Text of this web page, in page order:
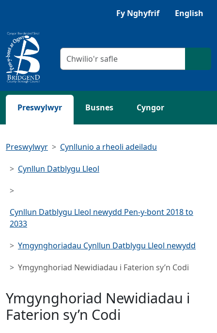
Gwrandewch gyda Browsealoud
Fy Nghyfrif English
Meini prawf chwilio
Preswylwyr Busnes Cyngor
Preswylwyr Cynllunio a rheoli adeiladu
Cynllun Datblygu Lleol
Cynllun Datblygu Lleol newydd Pen-y-bont 2018 to
2033
Ymgynghoriadau Cynllun Datblygu Lleol newydd
Ymgynghoriad Newidiadau i Faterion sy’n Codi
Ymgynghoriad Newidiadau i
Faterion sy’n Codi